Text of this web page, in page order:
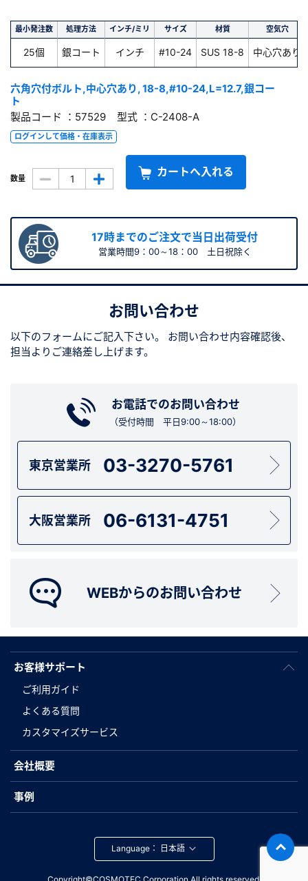
最小発注数 処理方法 インチ/ミリ サイズ 材質 空気穴
25個 銀コート インチ #10-24 SUS 18-8 中心穴あり
六角穴付ボルト,中心穴あり, 18-8,#10-24,L=12.7,銀コー
ト
製品コード ：57529 型式 ：C-2408-A
ログインして価格・在庫表示
数量 カートへ入れる
17時までのご注文で当日出荷受付
営業時間9：00～18：00 土日祝除く
お問い合わせ
以下のフォームにご記入下さい。
お問い合わせ内容確認後、
担当よりご連絡差し上げます。
お電話でのお問い合わせ
（受付時間 平日9:00～18:00）
東京営業所 03-3270-5761
大阪営業所 06-6131-4751
WEBからのお問い合わせ
お客様サポート
ご利用ガイド
よくある質問
カスタマイズサービス
会社概要
事例
Language：